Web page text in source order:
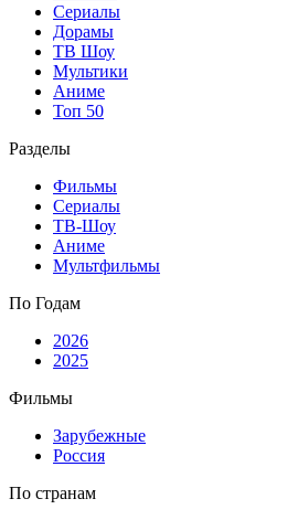
Сериалы
Дорамы
ТВ Шоу
Мультики
Аниме
Топ 50
Разделы
Фильмы
Сериалы
ТВ-Шоу
Аниме
Мультфильмы
По Годам
2026
2025
Фильмы
Зарубежные
Россия
По странам